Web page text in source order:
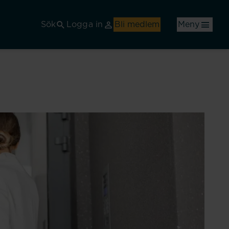
Sök Logga in Bli medlem Meny